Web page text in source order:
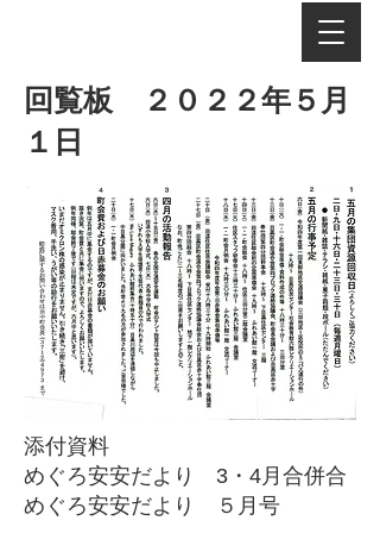
​回覧板 ２０２２年５月
１日
添付資料
めぐろ安安だより 3・4月合併合
​めぐろ安安だより ５月号